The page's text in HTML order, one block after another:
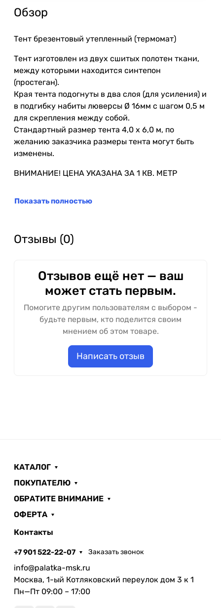
Обзор
Тент брезентовый утепленный (термомат)
Тент изготовлен из двух сшитых полотен ткани,
между которыми находится синтепон
(простеган).
Края тента подогнуты в два слоя (для усиления) и
в подгибку набиты люверсы Ø 16мм с шагом 0,5 м
для скрепления между собой.
Стандартный размер тента 4,0 х 6,0 м, по
желанию заказчика размеры тента могут быть
изменены.
ВНИМАНИЕ! ЦЕНА УКАЗАНА ЗА 1 КВ. МЕТР
Показать полностью
Отзывы (0)
Отзывов ещё нет — ваш
может стать первым.
Помогите другим пользователям с выбором -
будьте первым, кто поделится своим
мнением об этом товаре.
Написать отзыв
КАТАЛОГ
ПОКУПАТЕЛЮ
ОБРАТИТЕ ВНИМАНИЕ
ОФЕРТА
Контакты
+7 901 522-22-07 Заказать звонок
info@palatka-msk.ru
Москва, 1-ый Котляковский переулок дом 3 к 1
Пн—Пт 09:00 – 17:00